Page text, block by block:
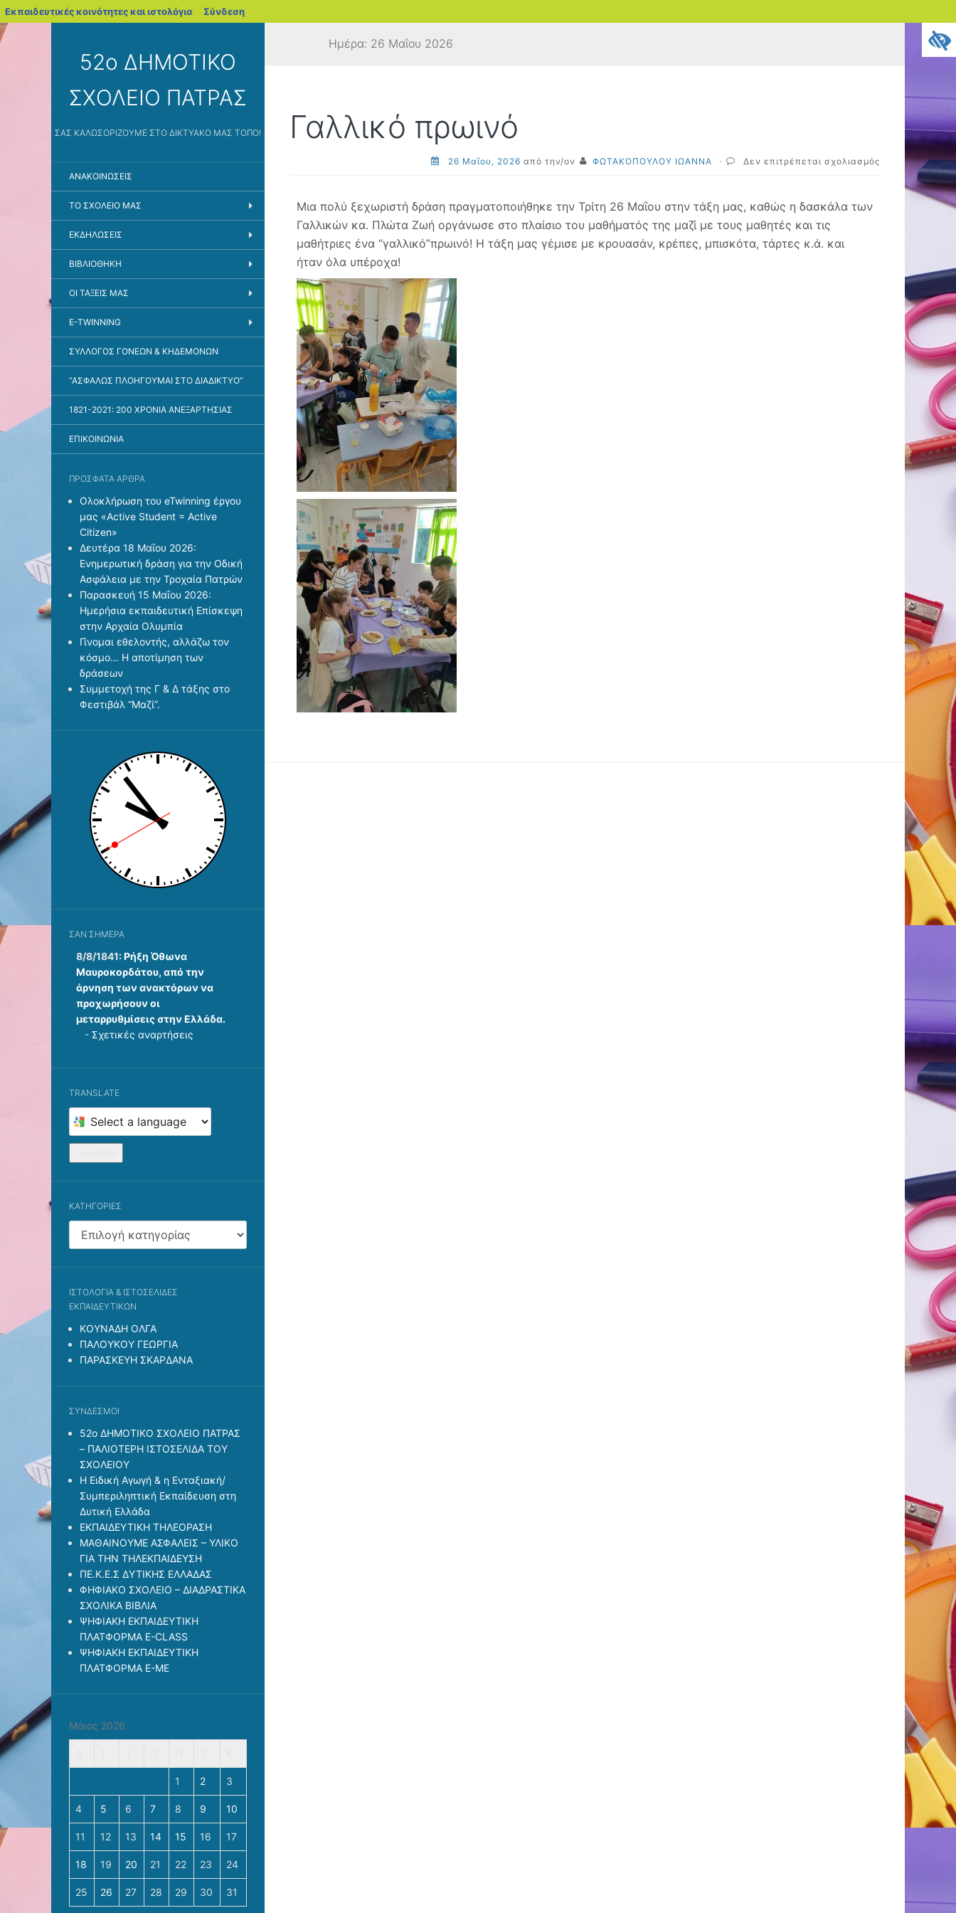
Εκπαιδευτικές κοινότητες και ιστολόγια blogs.sch.gr
Σύνδεση
52ο ΔΗΜΟΤΙΚΟ
ΣΧΟΛΕΙΟ ΠΑΤΡΑΣ
ΣΑΣ ΚΑΛΩΣΟΡΊΖΟΥΜΕ ΣΤΟ ΔΙΚΤΥΑΚΌ ΜΑΣ ΤΌΠΟ!
ΑΝΑΚΟΙΝΩΣΕΙΣ
ΤΟ ΣΧΟΛΕΙΟ ΜΑΣ
ΕΚΔΗΛΏΣΕΙΣ
ΒΙΒΛΙΟΘΗΚΗ
ΟΙ ΤΑΞΕΙΣ ΜΑΣ
E-TWINNING
ΣΥΛΛΟΓΟΣ ΓΟΝΕΩΝ & ΚΗΔΕΜΟΝΩΝ
“ΑΣΦΑΛΩΣ ΠΛΟΗΓΟΥΜΑΙ ΣΤΟ ΔΙΑΔΙΚΤΥΟ”
1821-2021: 200 ΧΡΟΝΙΑ ΑΝΕΞΑΡΤΗΣΙΑΣ
ΕΠΙΚΟΙΝΩΝΙΑ
ΠΡΌΣΦΑΤΑ ΆΡΘΡΑ
Ολοκλήρωση του eTwinning έργου
μας «Active Student = Active
Citizen»
Δευτέρα 18 Μαΐου 2026:
Ενημερωτική δράση για την Οδική
Ασφάλεια με την Τροχαία Πατρών
Παρασκευή 15 Μαΐου 2026:
Ημερήσια εκπαιδευτική Επίσκεψη
στην Αρχαία Ολυμπία
Γίνομαι εθελοντής, αλλάζω τον
κόσμο… Η αποτίμηση των
δράσεων
Συμμετοχή της Γ & Δ τάξης στο
Φεστιβάλ “Μαζί”.
ΣΑΝ ΣΉΜΕΡΑ
8/8/1841:Ρήξη Όθωνα 
Μαυροκορδάτου, από την
άρνηση των ανακτόρων να
προχωρήσουν οι
μεταρρυθμίσεις στην Ελλάδα.
- Σχετικές αναρτήσεις
TRANSLATE
Select
language
to
page
KΑΤΗΓΟΡΊΕΣ
Kατηγορίες
ΙΣΤΟΛΟΓΙΑ & ΙΣΤΟΣΕΛΙΔΕΣ
ΕΚΠΑΙΔΕΥΤΙΚΩΝ
ΚΟΥΝΑΔΗ ΟΛΓΑ
ΠΑΛΟΥΚΟΥ ΓΕΩΡΓΙΑ
ΠΑΡΑΣΚΕΥΗ ΣΚΑΡΔΑΝΑ
ΣΎΝΔΕΣΜΟΙ
52ο ΔΗΜΟΤΙΚΟ ΣΧΟΛΕΙΟ ΠΑΤΡΑΣ
– ΠΑΛΙΟΤΕΡΗ ΙΣΤΟΣΕΛΙΔΑ ΤΟΥ
ΣΧΟΛΕΙΟΥ
H Eιδική Αγωγή & η Ενταξιακή/
Συμπεριληπτική Εκπαίδευση στη
Δυτική Ελλάδα
ΕΚΠΑΙΔΕΥΤΙΚΗ ΤΗΛΕΟΡΑΣΗ
ΜΑΘΑΙΝΟΥΜΕ ΑΣΦΑΛΕΙΣ – ΥΛΙΚΟ
ΓΙΑ ΤΗΝ ΤΗΛΕΚΠΑΙΔΕΥΣΗ
ΠΕ.Κ.Ε.Σ ΔΥΤΙΚΗΣ ΕΛΛΑΔΑΣ
ΦΗΦΙΑΚΟ ΣΧΟΛΕΙΟ – ΔΙΑΔΡΑΣΤΙΚΑ
ΣΧΟΛΙΚΑ ΒΙΒΛΙΑ
ΨΗΦΙΑΚΗ ΕΚΠΑΙΔΕΥΤΙΚΗ
ΠΛΑΤΦΟΡΜΑ Ε-CLASS
ΨΗΦΙΑΚΗ ΕΚΠΑΙΔΕΥΤΙΚΗ
ΠΛΑΤΦΟΡΜΑ Ε-ΜΕ
Μάιος 2026
1 2 3
4 5 6 7 8 9 10
11 12 13 14 15 16 17
18 19 20 21 22 23 24
25 26 27 28 29 30 31
Ημέρα: 26 Μαΐου 2026
Γαλλικό πρωινό
26 Μαΐου, 2026 από την/ον ΦΩΤΑΚΟΠΟΥΛΟΥ ΙΩΑΝΝΑ · Δεν επιτρέπεται σχολιασμός
πρωινό
Μια πολύ ξεχωριστή δράση πραγματοποιήθηκε την Τρίτη 26 Μαΐου στην τάξη μας, καθώς η δασκάλα των
Γαλλικών κα. Πλώτα Ζωή οργάνωσε στο πλαίσιο του μαθήματός της μαζί με τους μαθητές και τις
μαθήτριες ένα “γαλλικό”πρωινό! Η τάξη μας γέμισε με κρουασάν, κρέπες, μπισκότα, τάρτες κ.ά. και
ήταν όλα υπέροχα!